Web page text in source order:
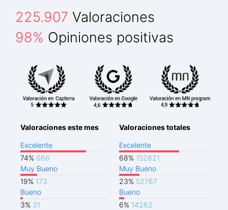
225.907 Valoraciones
98% Opiniones positivas
Valoraciones este mes
Excelente
74% 666
Muy Bueno
19% 173
Bueno
3% 31
Valoraciones totales
Excelente
68% 152821
Muy Bueno
23% 52767
Bueno
6% 14262